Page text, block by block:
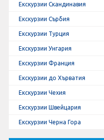
Екскурзии Скандинавия
Екскурзии Сърбия
Екскурзии Турция
Екскурзии Унгария
Екскурзии Франция
Екскурзии до Хърватия
Екскурзии Чехия
Екскурзии Швейцария
Екскурзии Черна Гора